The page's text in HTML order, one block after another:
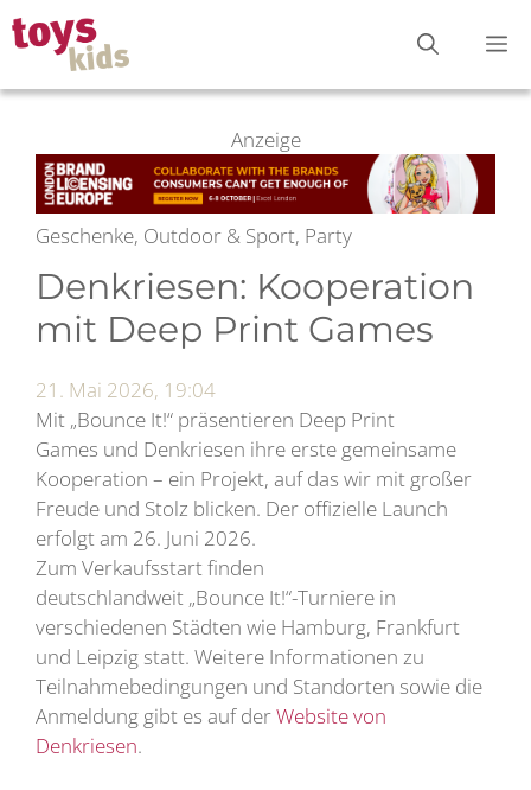
Zum
Inhalt
springen
Anzeige
Geschenke, Outdoor & Sport, Party
Denkriesen: Kooperation
mit Deep Print Games
21. Mai 2026, 19:04
Mit „Bounce It!“ präsentieren Deep Print
Games und Denkriesen ihre erste gemeinsame
Kooperation – ein Projekt, auf das wir mit großer
Freude und Stolz blicken. Der offizielle Launch
erfolgt am 26. Juni 2026.
Zum Verkaufsstart finden
deutschlandweit „Bounce It!“-Turniere in
verschiedenen Städten wie Hamburg, Frankfurt
und Leipzig statt. Weitere Informationen zu
Teilnahmebedingungen und Standorten sowie die
Anmeldung gibt es auf derWebsite von
Denkriesen.